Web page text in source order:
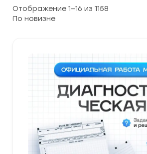
Отображение 1–16 из 1158